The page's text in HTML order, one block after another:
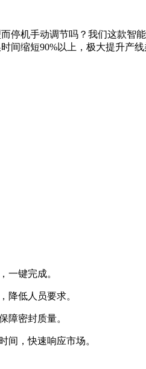
机手动调节吗？我们这款智能
间缩短90%以上，极大提升产
键完成。
低人员要求。
密封质量。
，快速响应市场。